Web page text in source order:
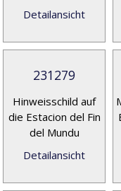
Detailansicht
231279
Hinweisschild auf
die Estacion del Fin
del Mundu
Detailansicht